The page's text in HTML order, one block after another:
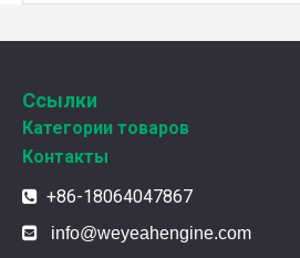
Подшипники шатунных
Ссылки
Категории товаров
Контакты
 +86-18064047867
 info@weyeahengine.com